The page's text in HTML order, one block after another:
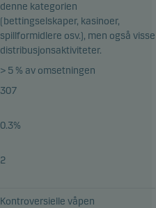
denne kategorien
(bettingselskaper, kasinoer,
spillformidlere osv.), men også visse
distribusjonsaktiviteter.
> 5 % av omsetningen
307
0.3%
2
Kontroversielle våpen